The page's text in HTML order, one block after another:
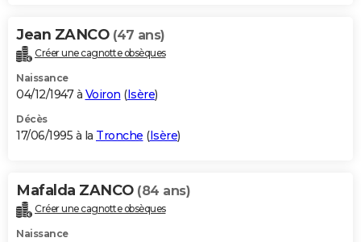
Jean ZANCO (47 ans)
Créer une cagnotte obsèques
Naissance
04/12/1947 à Voiron (Isère)
Décès
17/06/1995 à la Tronche (Isère)
Mafalda ZANCO (84 ans)
Créer une cagnotte obsèques
Naissance